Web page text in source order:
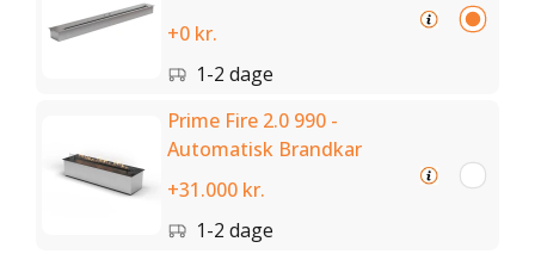
+0 kr.
1-2 dage
Prime Fire 2.0 990 -
Automatisk Brandkar
+31.000 kr.
1-2 dage